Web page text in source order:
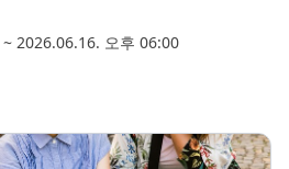
~ 2026.06.16. 오후 06:00